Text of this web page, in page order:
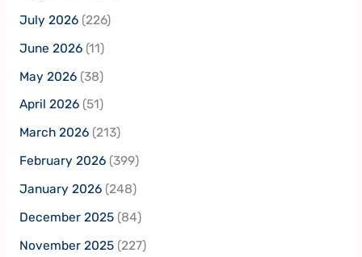
July 2026(226)
June 2026(11)
May 2026(38)
April 2026(51)
March 2026(213)
February 2026(399)
January 2026(248)
December 2025(84)
November 2025(227)